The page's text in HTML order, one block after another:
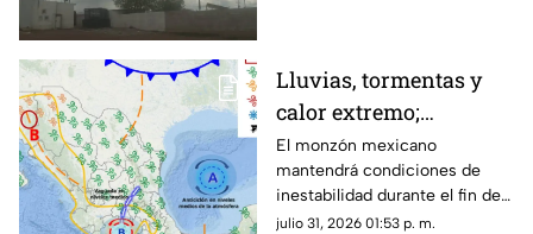
Lluvias, tormentas y
calor extremo;
pronóstico del clima
para el fin de semana
en Chihuahua
El monzón mexicano
mantendrá condiciones de
inestabilidad durante el fin de
semana en Chihuahua.
julio 31, 2026 01:53 p. m.